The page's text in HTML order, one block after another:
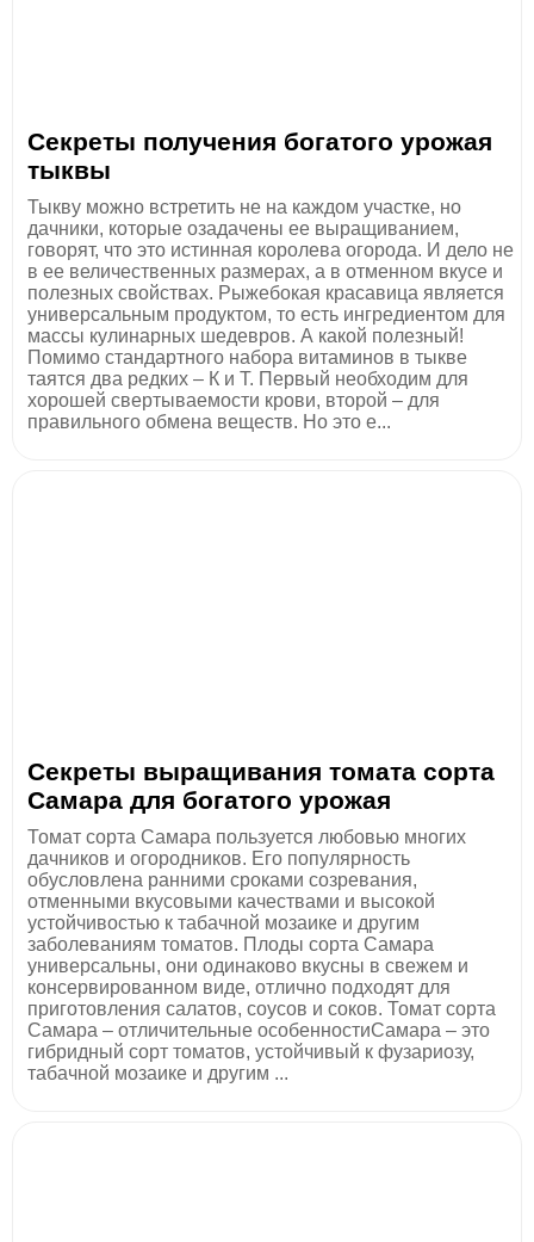
Секреты получения богатого урожая
тыквы
Тыкву можно встретить не на каждом участке, но
дачники, которые озадачены ее выращиванием,
говорят, что это истинная королева огорода. И дело не
в ее величественных размерах, а в отменном вкусе и
полезных свойствах. Рыжебокая красавица является
универсальным продуктом, то есть ингредиентом для
массы кулинарных шедевров. А какой полезный!
Помимо стандартного набора витаминов в тыкве
таятся два редких – К и Т. Первый необходим для
хорошей свертываемости крови, второй – для
правильного обмена веществ. Но это е...
Секреты выращивания томата сорта
Самара для богатого урожая
Томат сорта Самара пользуется любовью многих
дачников и огородников. Его популярность
обусловлена ранними сроками созревания,
отменными вкусовыми качествами и высокой
устойчивостью к табачной мозаике и другим
заболеваниям томатов. Плоды сорта Самара
универсальны, они одинаково вкусны в свежем и
консервированном виде, отлично подходят для
приготовления салатов, соусов и соков. Томат сорта
Самара – отличительные особенностиСамара – это
гибридный сорт томатов, устойчивый к фузариозу,
табачной мозаике и другим ...